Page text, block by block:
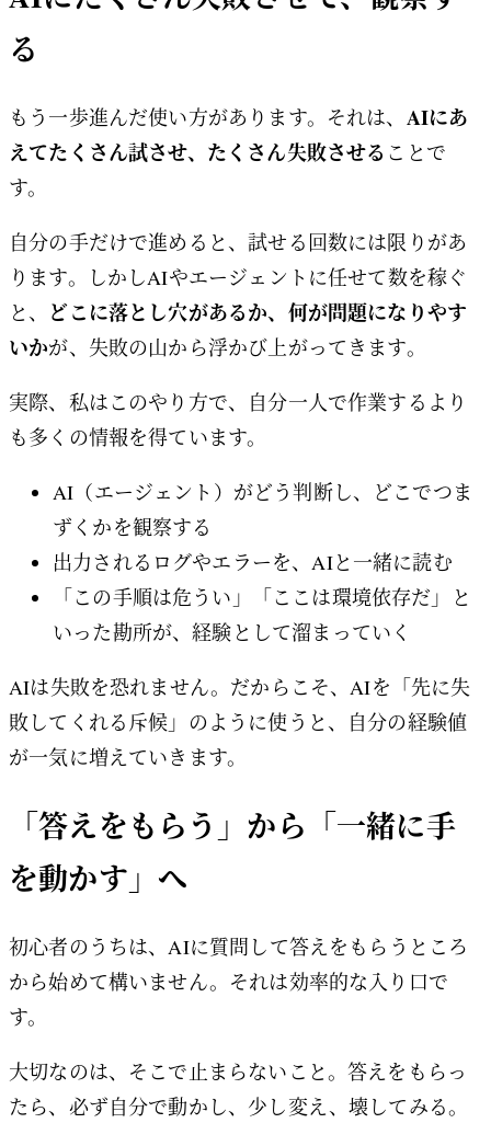
る
もう一歩進んだ使い方があります。それは、 AIにあ
えてたくさん試させ、たくさん失敗させる ことで
す。
自分の手だけで進めると、試せる回数には限りがあ
ります。しかしAIやエージェントに任せて数を稼ぐ
と、
どこに落とし穴があるか、何が問題になりやす
いかが、失敗の山から浮かび上がってきます。
実際、私はこのやり方で、自分一人で作業するより
も多くの情報を得ています。
AI（エージェント）がどう判断し、どこでつま
ずくかを観察する
出力されるログやエラーを、AIと一緒に読む
「この手順は危うい」「ここは環境依存だ」と
いった勘所が、経験として溜まっていく
AIは失敗を恐れません。だからこそ、AIを「先に失
敗してくれる斥候」のように使うと、自分の経験値
が一気に増えていきます。
「答えをもらう」から「一緒に手
を動かす」へ
初心者のうちは、AIに質問して答えをもらうところ
から始めて構いません。それは効率的な入り口で
す。
大切なのは、そこで止まらないこと。答えをもらっ
たら、必ず自分で動かし、少し変え、壊してみる。